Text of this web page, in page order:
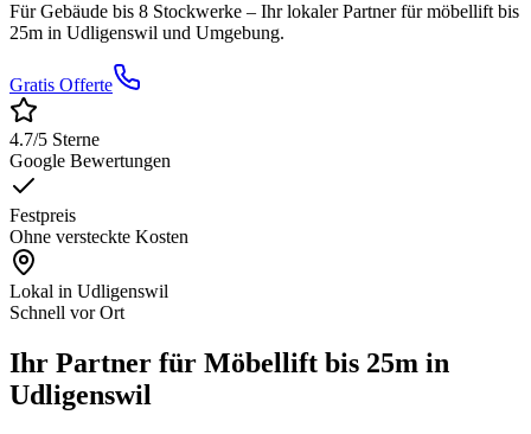
Für Gebäude bis 8 Stockwerke – Ihr lokaler Partner fürmöbellift bis
25m in Udligenswil und Umgebung.
Gratis Offerte
4.7/5 Sterne
Google Bewertungen
Festpreis
Ohne versteckte Kosten
Lokal in Udligenswil
Schnell vor Ort
Ihr Partner für Möbellift bis 25m in
Udligenswil